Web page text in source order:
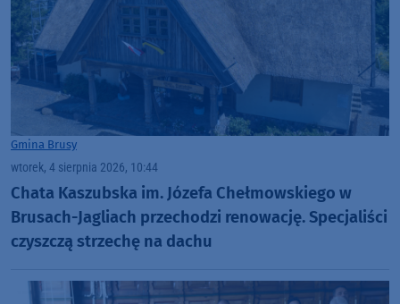
Gmina Brusy
wtorek, 4 sierpnia 2026, 10:44
Chata Kaszubska im. Józefa Chełmowskiego w
Brusach-Jagliach przechodzi renowację. Specjaliści
czyszczą strzechę na dachu